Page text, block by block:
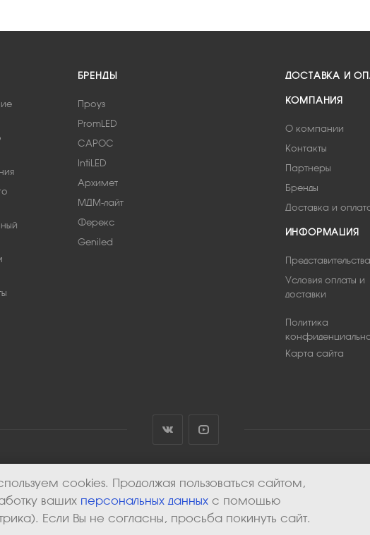
БРЕНДЫ
Проуз
PromLED
САРОС
IntiLED
Архимет
МДМ-лайт
Ферекс
Geniled
ДОСТАВКА И
КОМПАНИЯ
О компании
Контакты
Партнеры
Бренды
Доставка и
ИНФОРМАЦИЯ
Представительства
Условия оплаты и
доставки
Политика
Карта сайта
cookies. Продолжая пользоваться сайтом,
ваших персональных данных с помощью
Если Вы не согласны, просьба покинуть сайт.